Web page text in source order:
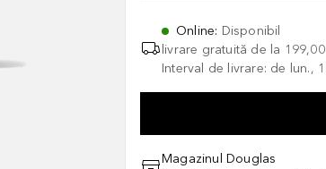
Online: Disponibil
livrare gratuită de la
Interval de livrare: de lun.,
Magazinul Douglas